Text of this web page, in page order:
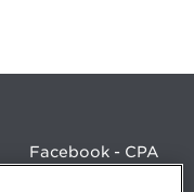
Facebook - CPA